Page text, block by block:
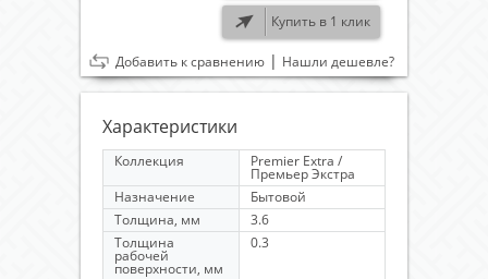
Купить в 1 клик
Добавить к сравнению | Нашли дешевле?
Характеристики
Коллекция Premier Extra /
Премьер Экстра
Назначение
Бытовой
Толщина, мм
3.6
Толщина
рабочей
поверхности, мм
0.3